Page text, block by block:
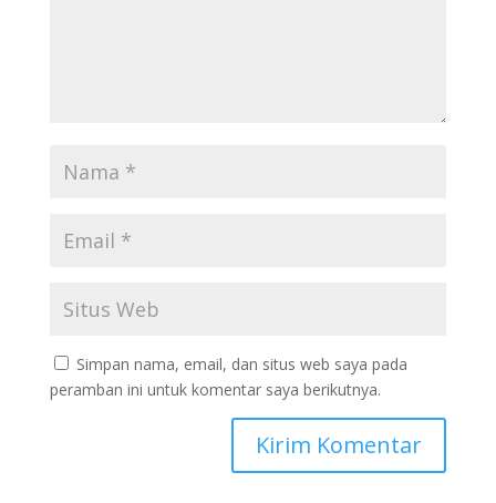
Simpan nama, email, dan situs web saya pada
peramban ini untuk komentar saya berikutnya.